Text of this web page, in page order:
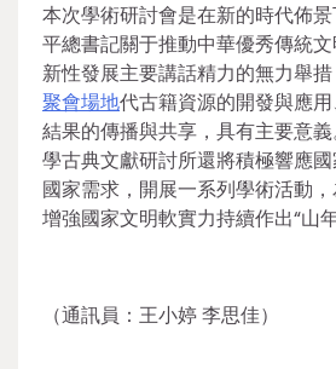
本次學術研討會是在新的時代佈
平總書記關于推動中華優秀傳統
新性發展主要講話精力的無力舉
聚會場地代古籍資源的開發與應
結果的傳播與共享，具有主要意
學古典文獻研討所還將積極響應
國家需求，開展一系列學術活動，
增強國家文明軟實力持續作出“山年
（通訊員：王小婷 李思佳）